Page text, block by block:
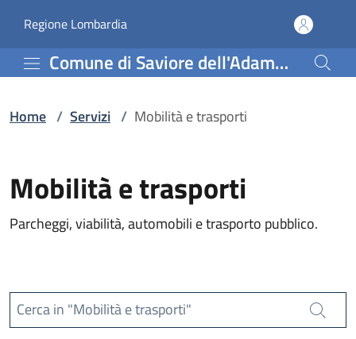
Servizi | Comune di
Regione Lombardia(apre in un'altra scheda).
Comune di Saviore dell'Adamello
Home / Servizi / Mobilità e trasporti
Mobilità e trasporti
Parcheggi, viabilità, automobili e trasporto pubblico.
Cerca in "Mobilità e trasporti"
Cerca